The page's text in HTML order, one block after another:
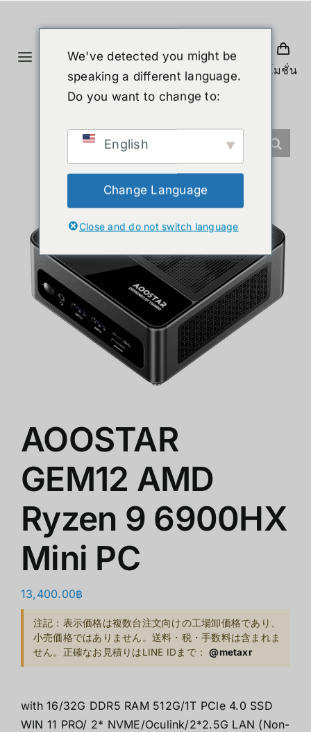
Toggle
Navigation
ヒューマノイド
ニュース
サービス
ショップ
โปรโมชั่น
AOOSTAR
GEM12 AMD
Ryzen 9 6900HX
Mini PC
13,400.00฿
注記：表示価格は複数台注文向けの工場卸価格であり、
小売価格ではありません。送料・税・手数料は含まれま
せん。正確なお見積りはLINE IDまで：@metaxr
with 16/32G DDR5 RAM 512G/1T PCle 4.0 SSD
WIN 11 PRO/ 2* NVME/Oculink/2*2.5G LAN (Non-
We've detected you might be
speaking a different language.
Do you want to change to:
English
Change Language
Close and do not switch language